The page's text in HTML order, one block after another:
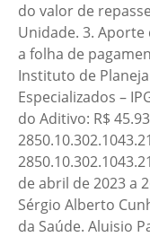
do valor de
Unidade. 3.
a folha de
Instituto de
Especializados –
do Aditivo: R$
de abril de 2023 a
Sérgio Alberto
da Saúde. Aluisio